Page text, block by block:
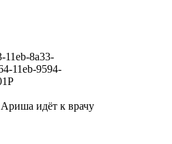
11eb-8a33-
11eb-9594-
идёт к врачу